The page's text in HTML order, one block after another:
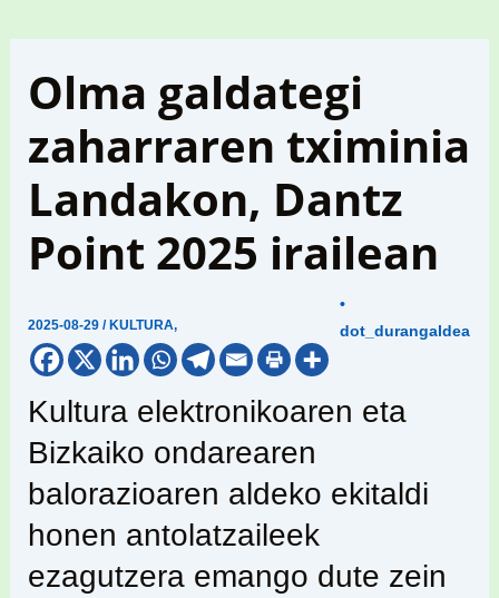
Olma galdategi
zaharraren tximinia
Landakon, Dantz
Point 2025 irailean
2025-08-29/ KULTURA,
•
dot_durangaldea
Kultura elektronikoaren eta
Bizkaiko ondarearen
balorazioaren aldeko ekitaldi
honen antolatzaileek
ezagutzera emango dute zein